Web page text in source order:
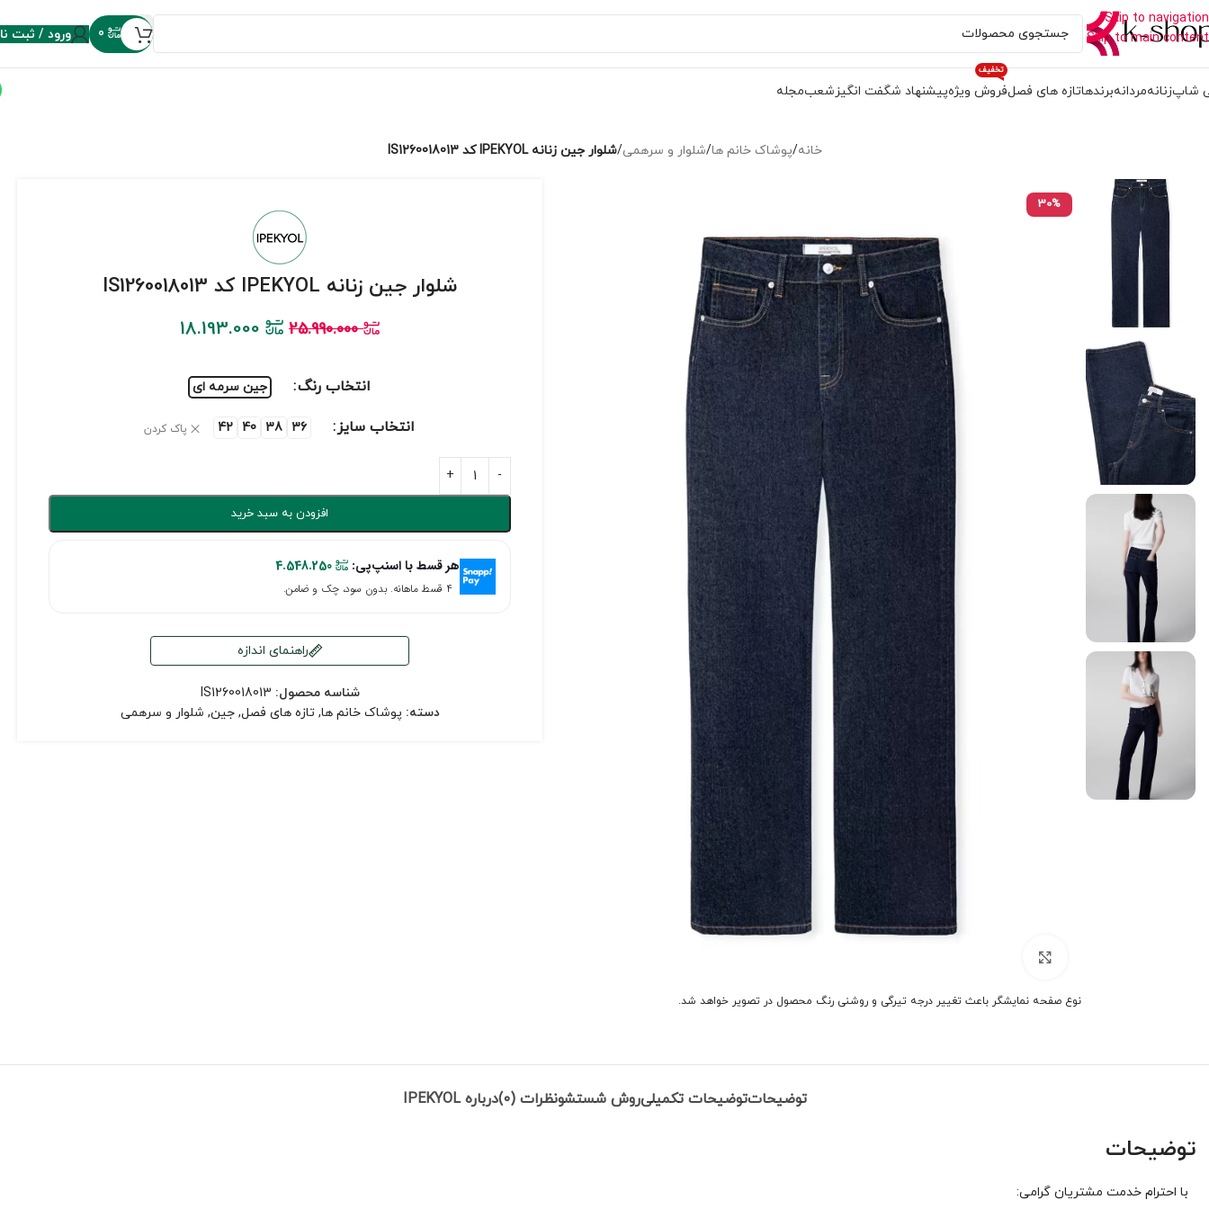
Skip to navigation
Skip to main content
0 ورود / ثبت
شاپزنانهمردانهبرندهاتازه های فصلفروش ویژه
تخفیف
پیشنهاد شگفت انگیز شعبمجله
خانه/پوشاک خانم ها/شلوار و سرهمی/شلوار جین زنانه IPEKYOL کد IS1260018013
30%
نوع صفحه نمایشگر باعث تغییر درجه تیرگی و روشنی رنگ محصول در تصویر خواهد شد.
شلوار جین زنانه IPEKYOL کد IS1260018013
25.990.000
18.193.000
انتخاب رنگ جین سرمه ای
انتخاب سایز 36
38
40
42 پاک کردن
افزودن به سبد خرید
هر قسط با اسنپ‌پی: 4.548.250
۴ قسط ماهانه. بدون سود، چک و ضامن.
راهنمای اندازه
شناسه محصول: IS1260018013
دسته: پوشاک خانم ها, تازه های فصل, جین, شلوار و سرهمی
توضیحاتتوضیحات تکمیلیروش شستشونظرات (0) درباره IPEKYOL
توضیحات
با احترام خدمت مشتریان گرامی: